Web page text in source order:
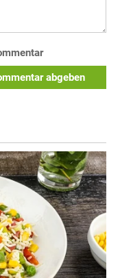
abgeben